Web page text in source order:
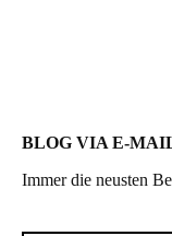
BLOG VIA E-
Immer die neusten